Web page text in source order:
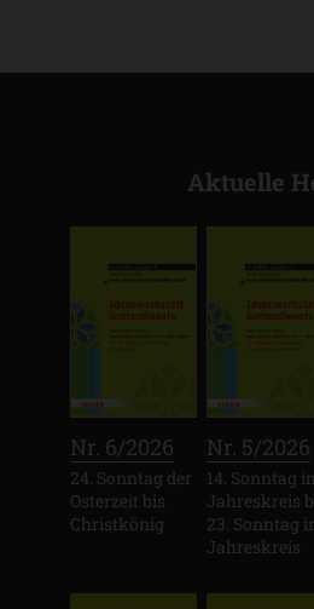
Aktuelle
Nr. 6/2026
24. Sonntag der
Osterzeit bis
Christkönig
Nr. 5/2026
14. Sonntag
Jahreskreis
23. Sonntag
Jahreskreis